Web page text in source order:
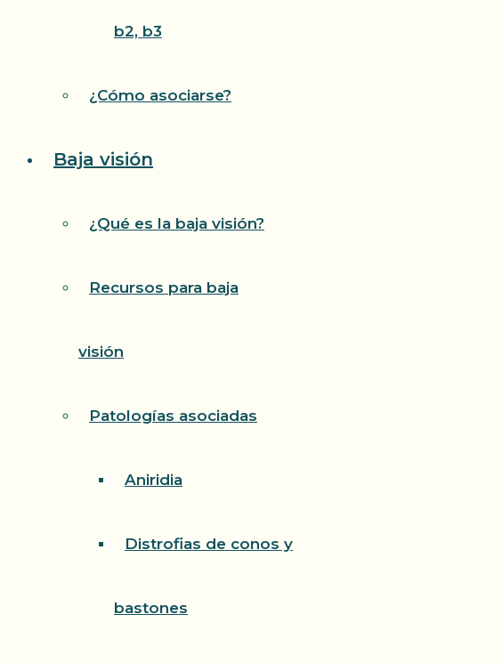
b2, b3
¿Cómo asociarse?
Baja visión
¿Qué es la baja visión?
Recursos para baja
visión
Patologías asociadas
Aniridia
Distrofias de conos y
bastones